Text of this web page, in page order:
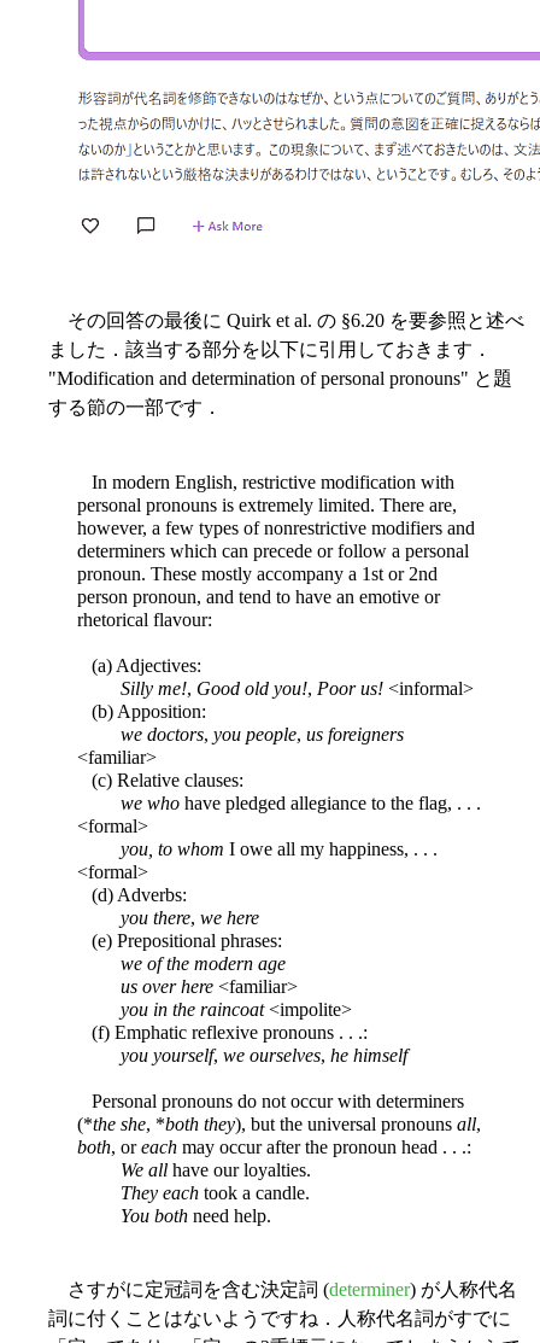
その回答の最後に Quirk et al. の §6.20 を要参照と述べ
ました．該当する部分を以下に引用しておきます．
"Modification and determination of personal pronouns" と題
する節の一部です．
In modern English, restrictive modification with
personal pronouns is extremely limited. There are,
however, a few types of nonrestrictive modifiers and
determiners which can precede or follow a personal
pronoun. These mostly accompany a 1st or 2nd
person pronoun, and tend to have an emotive or
rhetorical flavour:
(a) Adjectives:
Silly me!, Good old you!, Poor us! <informal>
(b) Apposition:
we doctors, you people, us foreigners
<familiar>
(c) Relative clauses:
we who have pledged allegiance to the flag, . . .
<formal>
you, to whom I owe all my happiness, . . .
<formal>
(d) Adverbs:
you there, we here
(e) Prepositional phrases:
we of the modern age
us over here <familiar>
you in the raincoat<impolite>
(f) Emphatic reflexive pronouns . . .:
you yourself, we ourselves, he himself
Personal pronouns do not occur with determiners
(*the she, *both they), but the universal pronouns all,
both, oreach may occur after the pronoun head . . .:
We all have our loyalties.
They each took a candle.
You both need help.
さすがに定冠詞を含む決定詞 (determiner) が人称代名
詞に付くことはないようですね．人称代名詞がすでに